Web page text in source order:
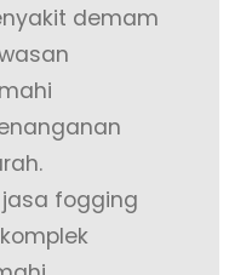
demam
fogging